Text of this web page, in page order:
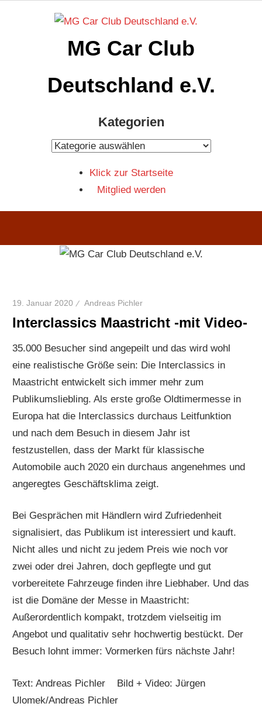
MG Car Club
Deutschland e.V.
Kategorien
Kategorien
Klick zur Startseite
Mitglied werden
19. Januar 2020 Andreas Pichler
Interclassics Maastricht -mit Video-
35.000 Besucher sind angepeilt und das wird wohl
eine realistische Größe sein: Die Interclassics in
Maastricht entwickelt sich immer mehr zum
Publikumsliebling. Als erste große Oldtimermesse in
Europa hat die Interclassics durchaus Leitfunktion
und nach dem Besuch in diesem Jahr ist
festzustellen, dass der Markt für klassische
Automobile auch 2020 ein durchaus angenehmes und
angeregtes Geschäftsklima zeigt.
Bei Gesprächen mit Händlern wird Zufriedenheit
signalisiert, das Publikum ist interessiert und kauft.
Nicht alles und nicht zu jedem Preis wie noch vor
zwei oder drei Jahren, doch gepflegte und gut
vorbereitete Fahrzeuge finden ihre Liebhaber. Und das
ist die Domäne der Messe in Maastricht:
Außerordentlich kompakt, trotzdem vielseitig im
Angebot und qualitativ sehr hochwertig bestückt. Der
Besuch lohnt immer: Vormerken fürs nächste Jahr!
Text: Andreas Pichler Bild + Video: Jürgen
Ulomek/Andreas Pichler